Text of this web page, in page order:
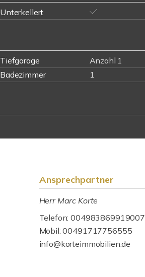
Unterkellert
Tiefgarage
Anzahl 1
Badezimmer
1
Ansprechpartner
Herr Marc Korte
Telefon: 004983869919007
Mobil: 00491717756555
info@korteimmobilien.de